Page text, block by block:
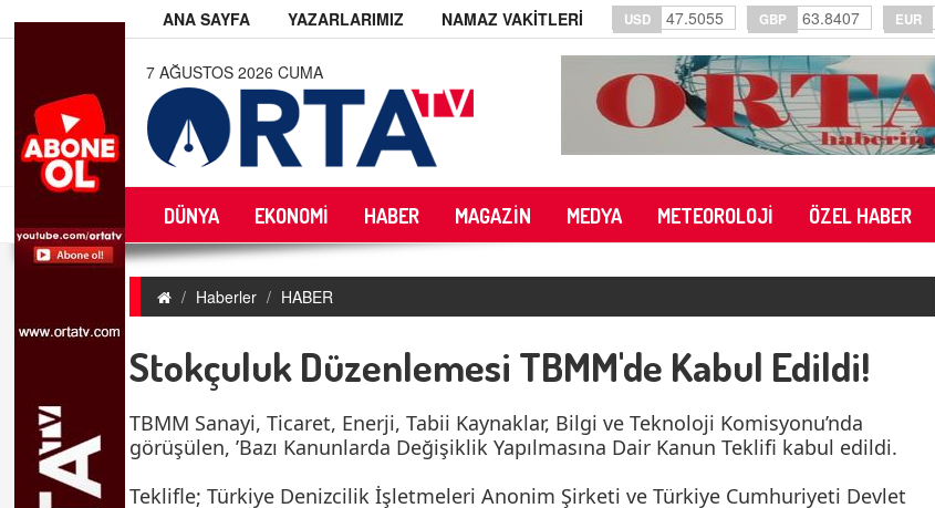
ANA SAYFA YAZARLARIMIZ NAMAZ VAKİTLERİ USD 47.5055 GBP 63.8407 EUR
7 AĞUSTOS 2026 CUMA
DÜNYA EKONOMİ HABER MAGAZİN MEDYA METEOROLOJİ ÖZEL HABER
Haberler HABER
Stokçuluk Düzenlemesi TBMM'de Kabul Edildi!
TBMM Sanayi, Ticaret, Enerji, Tabii Kaynaklar, Bilgi ve Teknoloji Komisyonu’nda
görüşülen, ’Bazı Kanunlarda Değişiklik Yapılmasına Dair Kanun Teklifi kabul edildi.
Teklifle; Türkiye Denizcilik İşletmeleri Anonim Şirketi ve Türkiye Cumhuriyeti Devlet